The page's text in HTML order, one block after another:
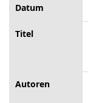
Datum
Titel
Autoren